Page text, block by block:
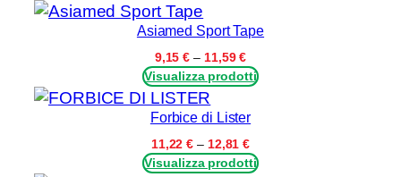
I
T
Asiamed Sport Tape
9,15€ – 11,59€Fascia
di
prezzo:
9,15 €
a
11,59 €
Visualizza prodotti
Forbice di Lister
11,22€ – 12,81€Fascia
di
Visualizza prodotti